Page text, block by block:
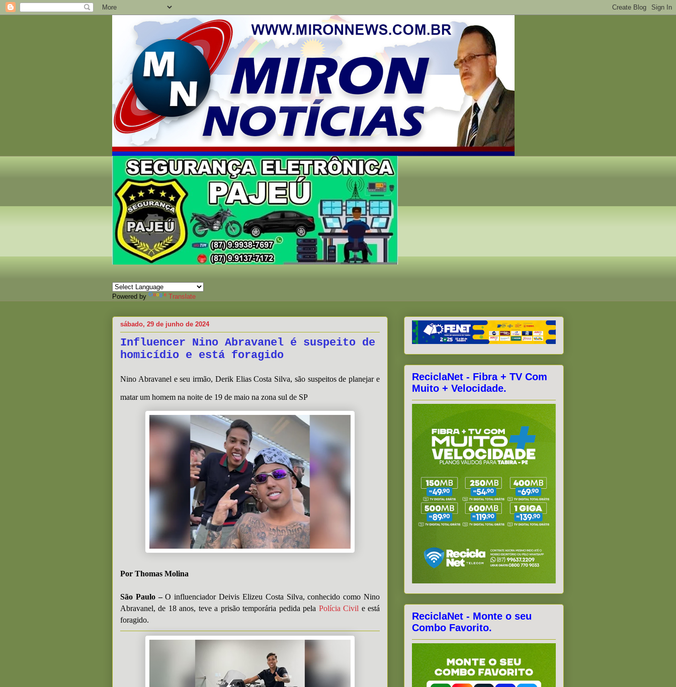
Powered by Translate
sábado, 29 de junho de 2024
Influencer Nino Abravanel é suspeito de
homicídio e está foragido
Nino Abravanel e seu irmão, Derik Elias Costa Silva, são suspeitos de planejar e
matar um homem na noite de 19 de maio na zona sul de SP
Por Thomas Molina
São Paulo –O influenciador Deivis Elizeu Costa Silva, conhecido como Nino
Abravanel, de 18 anos, teve a prisão temporária pedida pela Polícia Civil e está
foragido.
ReciclaNet - Fibra + TV Com
Muito + Velocidade.
ReciclaNet - Monte o seu
Combo Favorito.